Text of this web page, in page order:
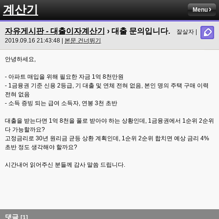
계산기 Menu
자유게시판 - 대출이자계산기 › 대출 문의입니다.
잘살자 |
2019.09.16 21:43:48 | 본문 건너뛰기
안녕하세요,
- 아파트 매입을 위해 필요한 자금 1억 8천만원
- 1금융권 기준 신용 2등급, 기 대출 및 연체 전혀 없음, 본인 명의 주택 구매 이력
전혀 없음
- 소득 증빙 되는 급여 소득자, 연봉 3천 초반
대출을 받는다면 1억 8천을 풀로 받아야 하는 상황인데, 1금융권에서 1순위 2순위
다 가능할까요?
고정금리로 30년 원리금 균등 상환 계획인데, 1순위 2순위 합치면 예상 금리 4%
초반 정도 생각해야 할까요?
시간내어 읽어주신 분들께 감사 말씀 드립니다.
댓글 [1]